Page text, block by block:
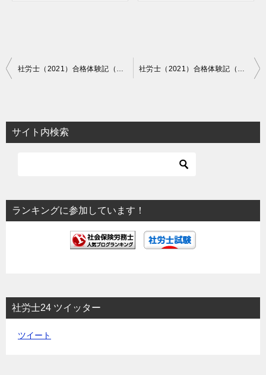
投
ビ
ゲ
ョ
ン
サイト内検索
ランキングに参加しています！
社労士24 ツイッター
ツイート